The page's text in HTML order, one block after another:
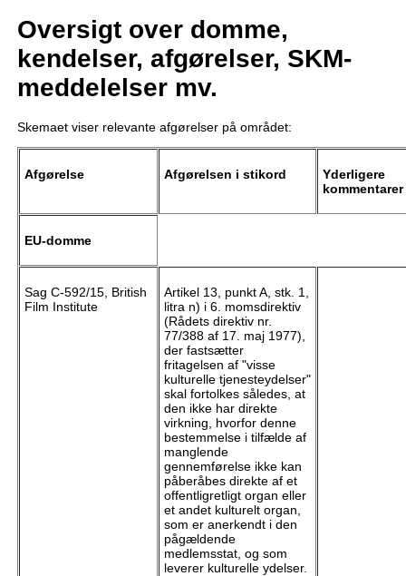
Oversigt over domme,
kendelser, afgørelser, SKM-
meddelelser mv.
Skemaet viser relevante afgørelser på området:
Afgørelse Afgørelsen i stikord
Yderligere
kommentarer
EU-domme
Sag C-592/15, British
Film Institute
Artikel 13, punkt A, stk. 1,
litra n) i 6. momsdirektiv
(Rådets direktiv nr.
77/388 af 17. maj 1977),
der fastsætter
fritagelsen af "visse
kulturelle tjenesteydelser"
skal fortolkes således, at
den ikke har direkte
virkning, hvorfor denne
bestemmelse i tilfælde af
manglende
gennemførelse ikke kan
påberåbes direkte af et
offentligretligt organ eller
et andet kulturelt organ,
som er anerkendt i den
pågældende
medlemsstat, og som
leverer kulturelle ydelser.